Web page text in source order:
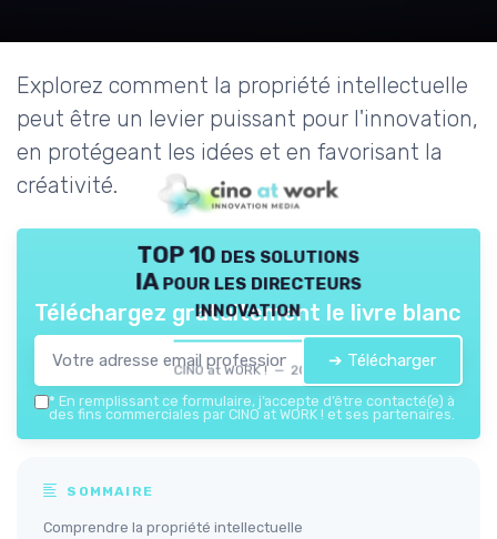
Explorez comment la propriété intellectuelle
peut être un levier puissant pour l'innovation,
en protégeant les idées et en favorisant la
créativité.
TOP 10 des solutions
IA pour les directeurs
innovation
CINO at WORK ! — 2026
Téléchargez gratuitement le livre blanc
➔ Télécharger
* En remplissant ce formulaire, j’accepte d’être contacté(e) à
des fins commerciales par CINO at WORK ! et ses partenaires.
SOMMAIRE
Comprendre la propriété intellectuelle